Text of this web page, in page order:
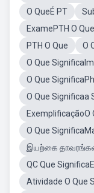
O QueÉ PT
ExamePTH O
PTH O Que
O
O Que
O Que
O Que Significaa
ExemplificaçãoO
O Que
இயற்கை
QC Que
Atividade O Que